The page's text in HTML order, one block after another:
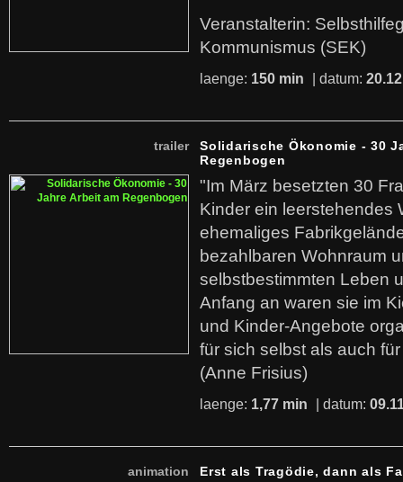
Veranstalterin:
Kommunismus (SEK)
laenge: 150 min | datum:
trailer
Solidarische Ökonomie - 30
Regenbogen
"Im März besetzten 30
Kinder ein leerstehendes
ehemaliges
bezahlbaren Wohnraum
selbstbestimmten Leben
Anfang an waren sie im
und Kinder-Angebote
für sich selbst als auch
(Anne Frisius)
laenge: 1,77 min | datum:
animation Erst als Tragödie, dann als